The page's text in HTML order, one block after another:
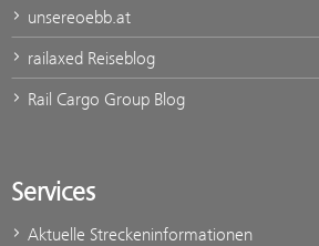
unsereoebb.at
railaxed Reiseblog
Rail Cargo Group Blog
Services
Aktuelle Streckeninformationen